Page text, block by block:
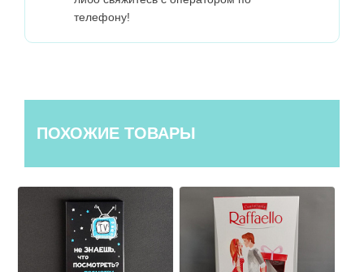
телефону!
ПОХОЖИЕ ТОВАРЫ